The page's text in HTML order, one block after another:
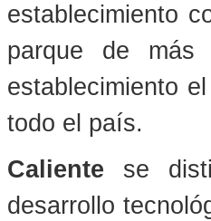
establecimiento
parque de más
establecimiento
todo el país.
Caliente se
desarrollo